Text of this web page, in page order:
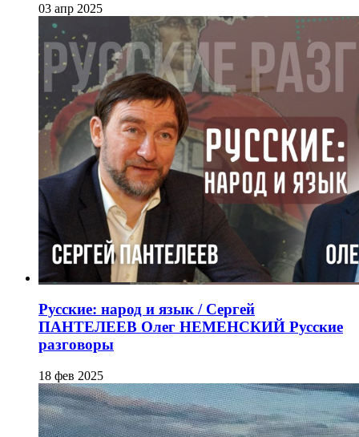
03 апр 2025
Русские: народ и язык / Сергей
ПАНТЕЛЕЕВ Олег НЕМЕНСКИЙ Русские
разговоры
18 фев 2025